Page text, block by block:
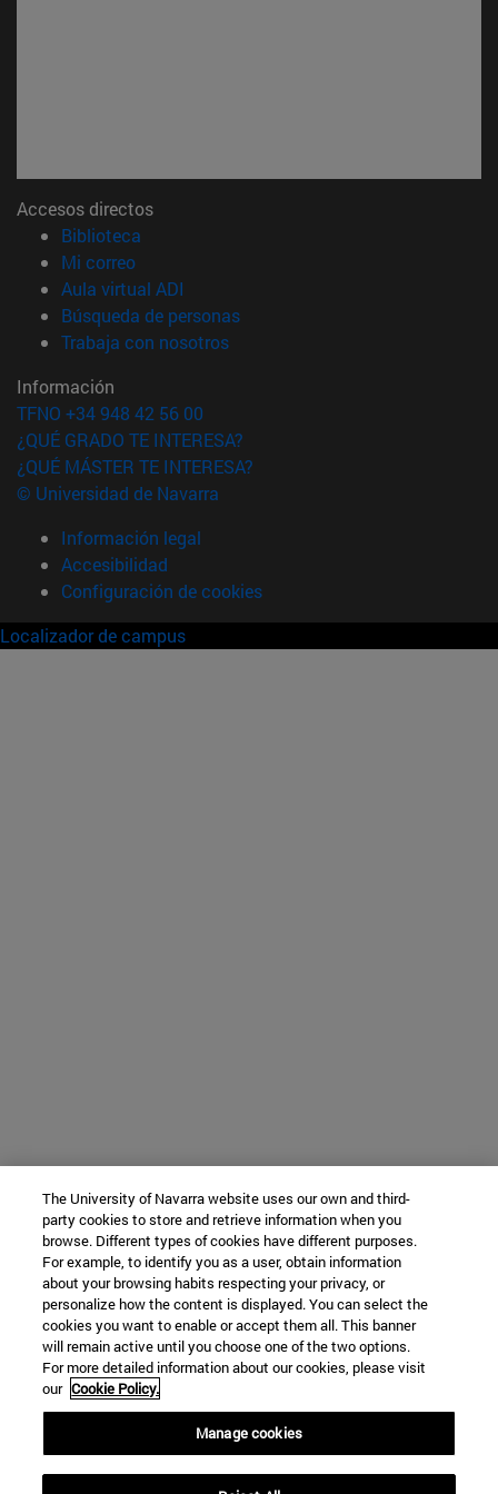
Accesos directos
Biblioteca
Mi correo(abre en nueva ventana)
Aula virtual ADI
Búsqueda de personas(abre en nueva ventana)
Trabaja con nosotros(abre en nueva ventana)
Información
TFNO +34 948 42 56 00
¿QUÉ GRADO TE INTERESA?
¿QUÉ MÁSTER TE INTERESA?
© Universidad de Navarra
Información legal
Accesibilidad
Configuración de cookies
Localizador de campus
The University of Navarra website uses our own and third-
party cookies to store and retrieve information when you
browse. Different types of cookies have different purposes.
For example, to identify you as a user, obtain information
about your browsing habits respecting your privacy, or
personalize how the content is displayed. You can select the
cookies you want to enable or accept them all. This banner
will remain active until you choose one of the two options.
For more detailed information about our cookies, please visit
our Cookie Policy.
Manage cookies